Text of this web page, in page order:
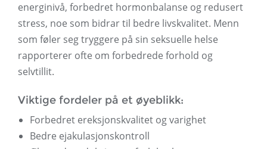
energinivå, forbedret hormonbalanse og redusert
stress, noe som bidrar til bedre livskvalitet. Menn
som føler seg tryggere på sin seksuelle helse
rapporterer ofte om forbedrede forhold og
selvtillit.
Viktige fordeler på et øyeblikk:
Forbedret ereksjonskvalitet og varighet
Bedre ejakulasjonskontroll